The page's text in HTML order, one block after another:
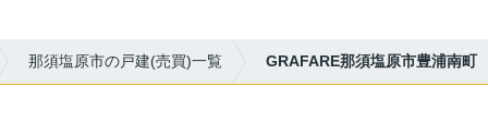
那須塩原市の戸建(売買)一覧 GRAFARE那須塩原市豊浦南町